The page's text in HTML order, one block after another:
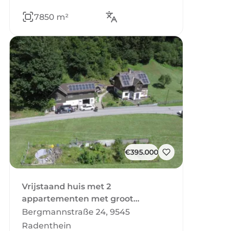
7850 m²
€395.000
Vrijstaand huis met 2
appartementen met groot
bijgebouw in Karinthië. Op 10
minuten van skigebied en
Bergmannstraße 24, 9545
Radenthein